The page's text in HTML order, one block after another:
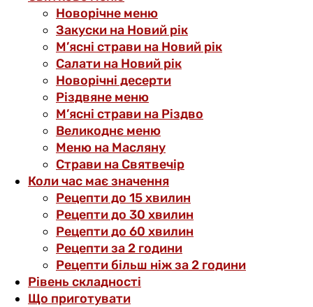
Новорічне меню
Закуски на Новий рік
М’ясні страви на Новий рік
Салати на Новий рік
Новорічні десерти
Різдвяне меню
М’ясні страви на Різдво
Великоднє меню
Меню на Масляну
Страви на Святвечір
Коли час має значення
Рецепти до 15 хвилин
Рецепти до 30 хвилин
Рецепти до 60 хвилин
Рецепти за 2 години
Рецепти більш ніж за 2 години
Рівень складності
Що приготувати